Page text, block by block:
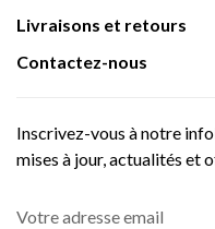
Livraisons et retours
Contactez-nous
Inscrivez-vous à notre
mises à jour, actualités et